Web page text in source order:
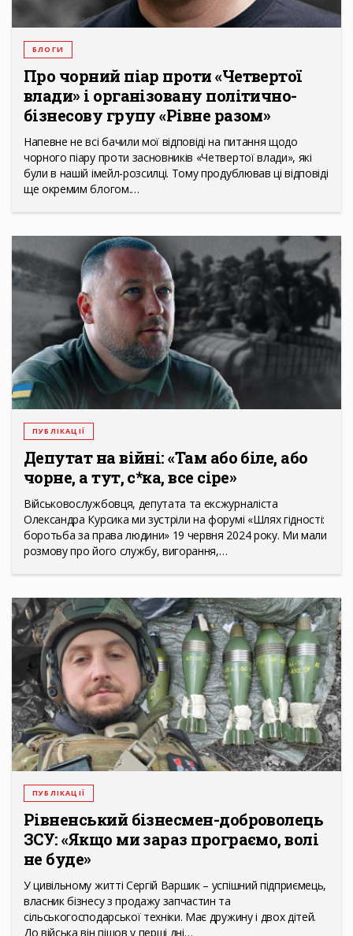
БЛОГИ
Про чорний піар проти «Четвертої
влади» і організовану політично-
бізнесову групу «Рівне разом»
Напевне не всі бачили мої відповіді на питання щодо
чорного піару проти засновників «Четвертої влади», які
були в нашій імейл-розсилці. Тому продублював ці відповіді
ще окремим блогом.…
ПУБЛІКАЦІЇ
Депутат на війні: «Там або біле, або
чорне, а тут, с*ка, все сіре»
Військовослужбовця, депутата та ексжурналіста
Олександра Курсика ми зустріли на форумі «Шлях гідності:
боротьба за права людини» 19 червня 2024 року. Ми мали
розмову про його службу, вигорання,…
ПУБЛІКАЦІЇ
Рівненський бізнесмен-доброволець
ЗСУ: «Якщо ми зараз програємо, волі
не буде»
У цивільному житті Сергій Варшик – успішний підприємець,
власник бізнесу з продажу запчастин та
сільськогосподарської техніки. Має дружину і двох дітей.
До війська він пішов у перші дні…